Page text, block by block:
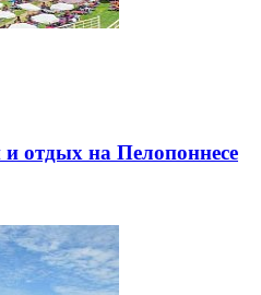
отдых на Пелопоннесе